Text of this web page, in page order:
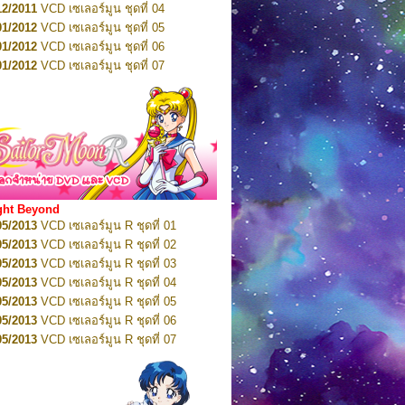
2016 DVD เซเลอร์มูน คริสตัล VOL.6
2016DVD เซเลอร์มูน คริสตัล VOL.7
2016DVD เซเลอร์มูน คริสตัล VOL.8
2017 DVD เซเลอร์มูน คริสตัล Box-Set
2011 VCD เซเลอร์มูน ชุดที่ 04
2012 VCD เซเลอร์มูน ชุดที่ 05
2012 VCD เซเลอร์มูน ชุดที่ 06
2012 VCD เซเลอร์มูน ชุดที่ 07
VCD เซเลอร์มูน ชุดที่ 08
VCD เซเลอร์มูน ชุดที่ 09
VCD เซเลอร์มูน ชุดที่ 10
2012VCD เซเลอร์มูน ชุดที่ 11
2012VCD เซเลอร์มูน ชุดที่ 12
2012VCD เซเลอร์มูน ชุดที่ 13
2012VCD เซเลอร์มูน ชุดที่ 14
2012 VCD เซเลอร์มูน ชุดที่ 15
VCD เซเลอร์มูน ชุดที่ 16
VCD เซเลอร์มูน ชุดที่ 17
VCD เซเลอร์มูน ชุดที่ 18
VCD เซเลอร์มูน ชุดที่ 19
VCD เซเลอร์มูน ชุดที่ 20
VCD เซเลอร์มูน ชุดที่ 21
VCD เซเลอร์มูน ชุดที่ 22
VCD เซเลอร์มูน ชุดที่ 23
DVD เซเลอร์มูน ชุดที่ 01
Beyond
2013 VCD เซเลอร์มูน R ชุดที่ 01
2013 VCD เซเลอร์มูน R ชุดที่ 02
2013 VCD เซเลอร์มูน R ชุดที่ 03
2013 VCD เซเลอร์มูน R ชุดที่ 04
2013 VCD เซเลอร์มูน R ชุดที่ 05
2013 VCD เซเลอร์มูน R ชุดที่ 06
2013 VCD เซเลอร์มูน R ชุดที่ 07
VCD เซเลอร์มูน R ชุดที่ 08
VCD เซเลอร์มูน R ชุดที่ 09
VCD เซเลอร์มูน R ชุดที่ 10